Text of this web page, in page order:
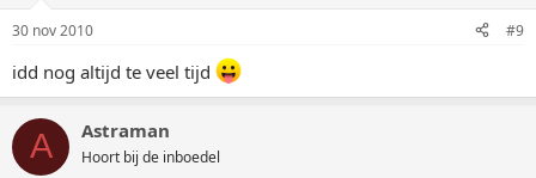
30 nov 2010 #9
idd nog altijd te veel tijd
A Astraman
Hoort bij de inboedel